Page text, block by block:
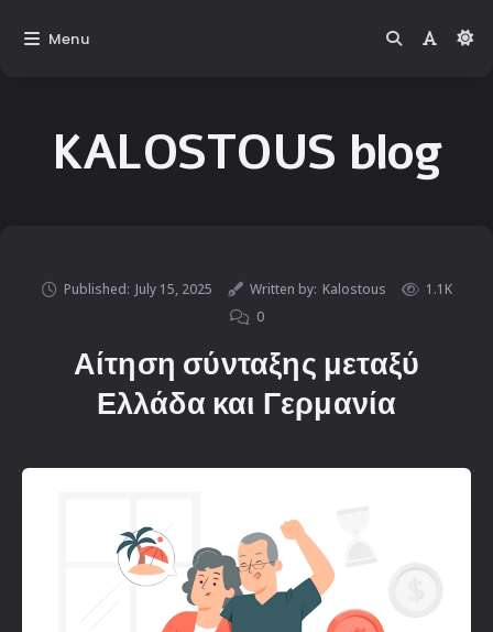
KALOSTOUS blog
Published: July 15, 2025 Written by: Kalostous
1.1K
0
Αίτηση σύνταξης μεταξύ
Ελλάδα και Γερμανία
Menu